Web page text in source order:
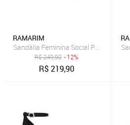
RAMARIM
Sandália Feminina Social Prata Salto
R$249,90 - 12%
R$219,90